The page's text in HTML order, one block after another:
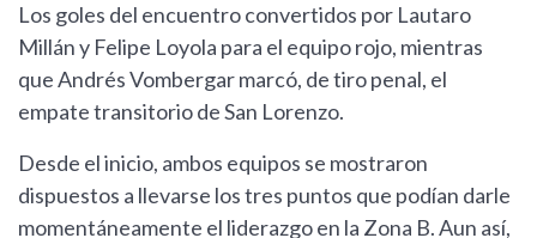
Los goles del encuentro convertidos por Lautaro
Millán y Felipe Loyola para el equipo rojo, mientras
que Andrés Vombergar marcó, de tiro penal, el
empate transitorio de San Lorenzo.
Desde el inicio, ambos equipos se mostraron
dispuestos a llevarse los tres puntos que podían darle
momentáneamente el liderazgo en la Zona B. Aun así,